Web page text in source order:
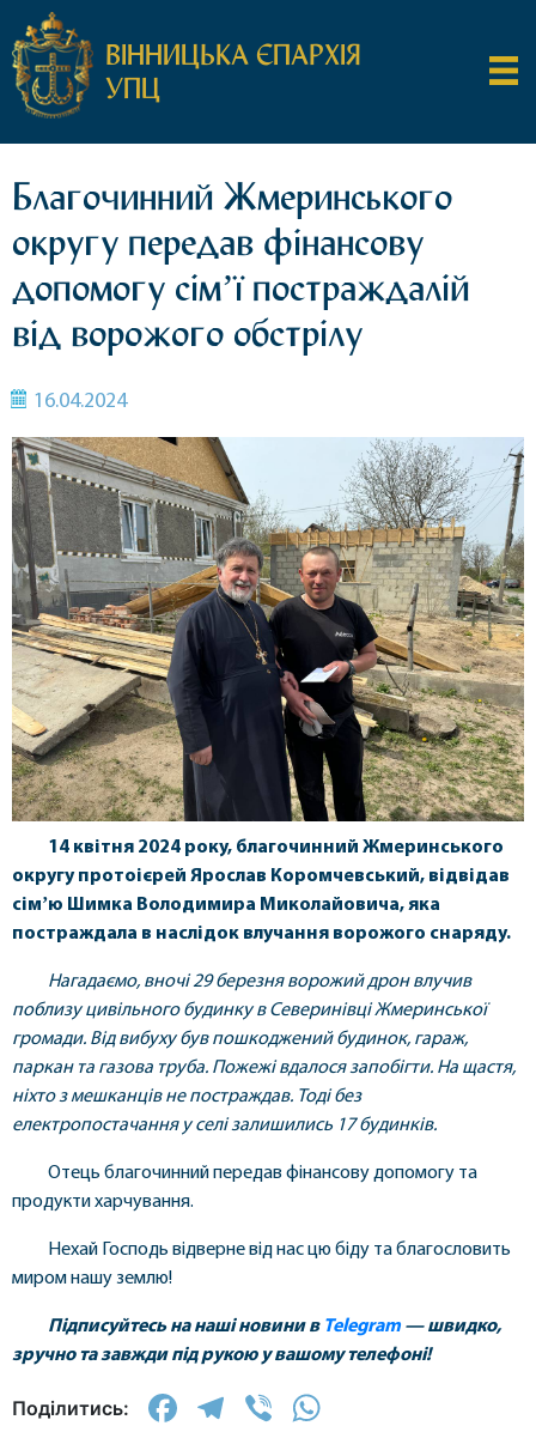
ВІННИЦЬКА ЄПАРХІЯ
УПЦ
Благочинний Жмеринського
округу передав фінансову
допомогу сімʼї постраждалій
від ворожого обстрілу
16.04.2024
14 квітня 2024 року, благочинний Жмеринського
округу протоієрей Ярослав Коромчевський, відвідав
сімʼю Шимка Володимира Миколайовича, яка
постраждала в наслідок влучання ворожого снаряду.
Нагадаємо, вночі 29 березня ворожий дрон влучив
поблизу цивільного будинку в Северинівці Жмеринської
громади. Від вибуху був пошкоджений будинок, гараж,
паркан та газова труба. Пожежі вдалося запобігти. На щастя,
ніхто з мешканців не постраждав. Тоді без
електропостачання у селі залишились 17 будинків.
Отець благочинний передав фінансову допомогу та
продукти харчування.
Нехай Господь відверне від нас цю біду та благословить
миром нашу землю!
Підписуйтесь на наші новини в Telegram — швидко,
зручно та завжди під рукою у вашому телефоні!
Поділитись: Facebook
Telegram
Viber